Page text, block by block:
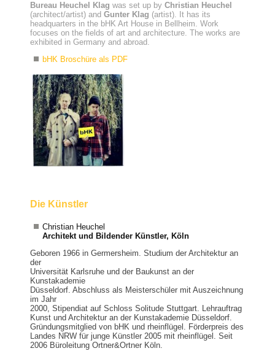
Bureau Heuchel Klag was set up byChristian Heuchel
(architect/artist) andGunter Klag (artist). It has its
headquarters in the bHK Art House in Bellheim. Work
focuses on the fields of art and architecture. The works are
exhibited in Germany and abroad.
bHK Broschüre als PDF
Die Künstler
Christian Heuchel
Architekt und Bildender Künstler, Köln
Geboren 1966 in Germersheim. Studium der Architektur an
der
Universität Karlsruhe und der Baukunst an der
Kunstakademie
Düsseldorf. Abschluss als Meisterschüler mit Auszeichnung
im Jahr
2000, Stipendiat auf Schloss Solitude Stuttgart. Lehrauftrag
Kunst und Architektur an der Kunstakademie Düsseldorf.
Gründungsmitglied von bHK und rheinflügel. Förderpreis des
Landes NRW für junge Künstler 2005 mit rheinflügel. Seit
2006 Büroleitung Ortner&Ortner Köln.